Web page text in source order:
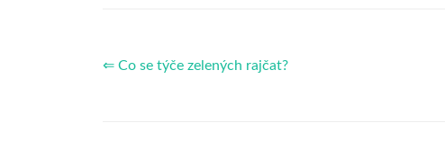
⇐ Co se týče zelených rajčat?